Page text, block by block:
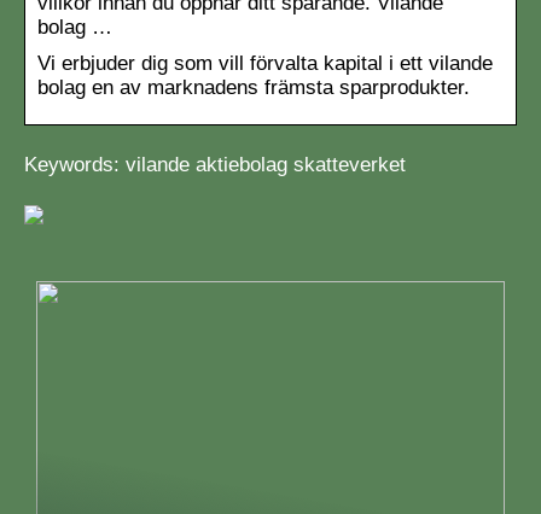
bolag …
Vi erbjuder dig som vill förvalta kapital i ett vilande
bolag en av marknadens främsta sparprodukter.
Keywords: vilande aktiebolag skatteverket